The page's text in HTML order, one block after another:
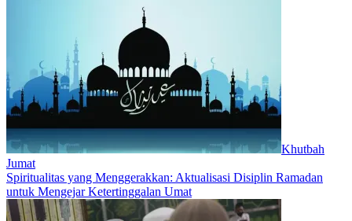
Khutbah
Jumat
Spiritualitas yang Menggerakkan: Aktualisasi Disiplin Ramadan
untuk Mengejar Ketertinggalan Umat